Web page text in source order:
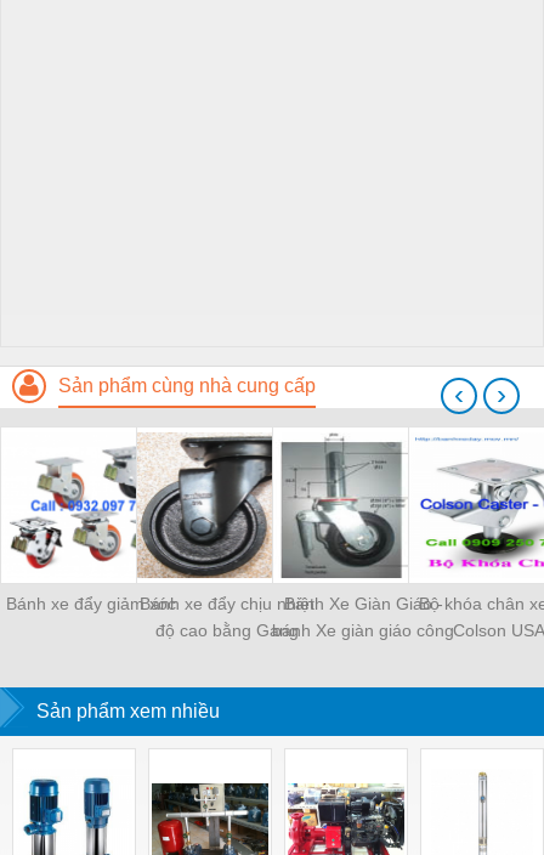
Sản phẩm cùng nhà cung cấp
Bánh xe đẩy giảm xócBánh xe đẩy chịu nhiệt
độ cao bằng Gang
Bánh Xe Giàn Giáo -
bánh Xe giàn giáo công
giáo xây dựng
Bộ khóa chân
Colson USA
‹ ›
Sản phẩm xem nhiều